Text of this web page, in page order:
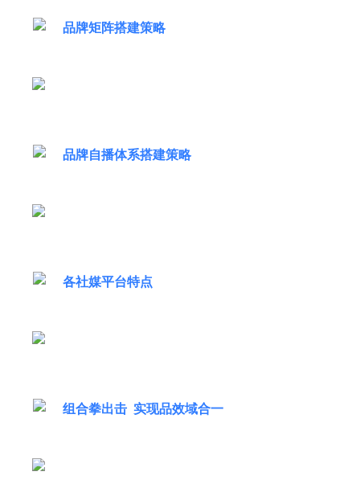
品牌矩阵搭建策略
品牌自播体系搭建策略
各社媒平台特点
组合拳出击 实现品效域合一